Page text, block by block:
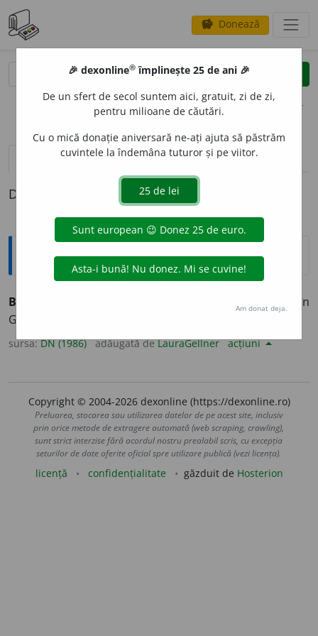
savings Donează
clear
opțiuni
definiții (1) pronunțievolume_up (1)
Definiția cu ID-ul 397512:
Explicative DEX
BUND
Asociație, confrerie; confederație (în
Germania și Elveția). [
sursa:DN (1986) adăugată deLauraGellner acțiuni
Copyright © 2004-2026 dexonline (https://dexonline.ro)
Preluarea, stocarea sau utilizarea datelor de pe acest site, inclusiv
prin orice metode de extragere automată (web scraping, crawling),
sunt strict interzise fără acordul nostru prealabil scris, cu excepția
seturilor de date oferite oficial spre utilizare publică (vezi licența).
licență confidențialitate găzduit de Hosterion
🎉 dexonline® împlinește 25 de ani 🎉
De un sfert de secol suntem aici, gratuit, zi de zi,
pentru milioane de căutări.
Cu o mică donație aniversară ne-ați ajuta să păstrăm
cuvintele la îndemâna tuturor și pe viitor.
Am donat deja.